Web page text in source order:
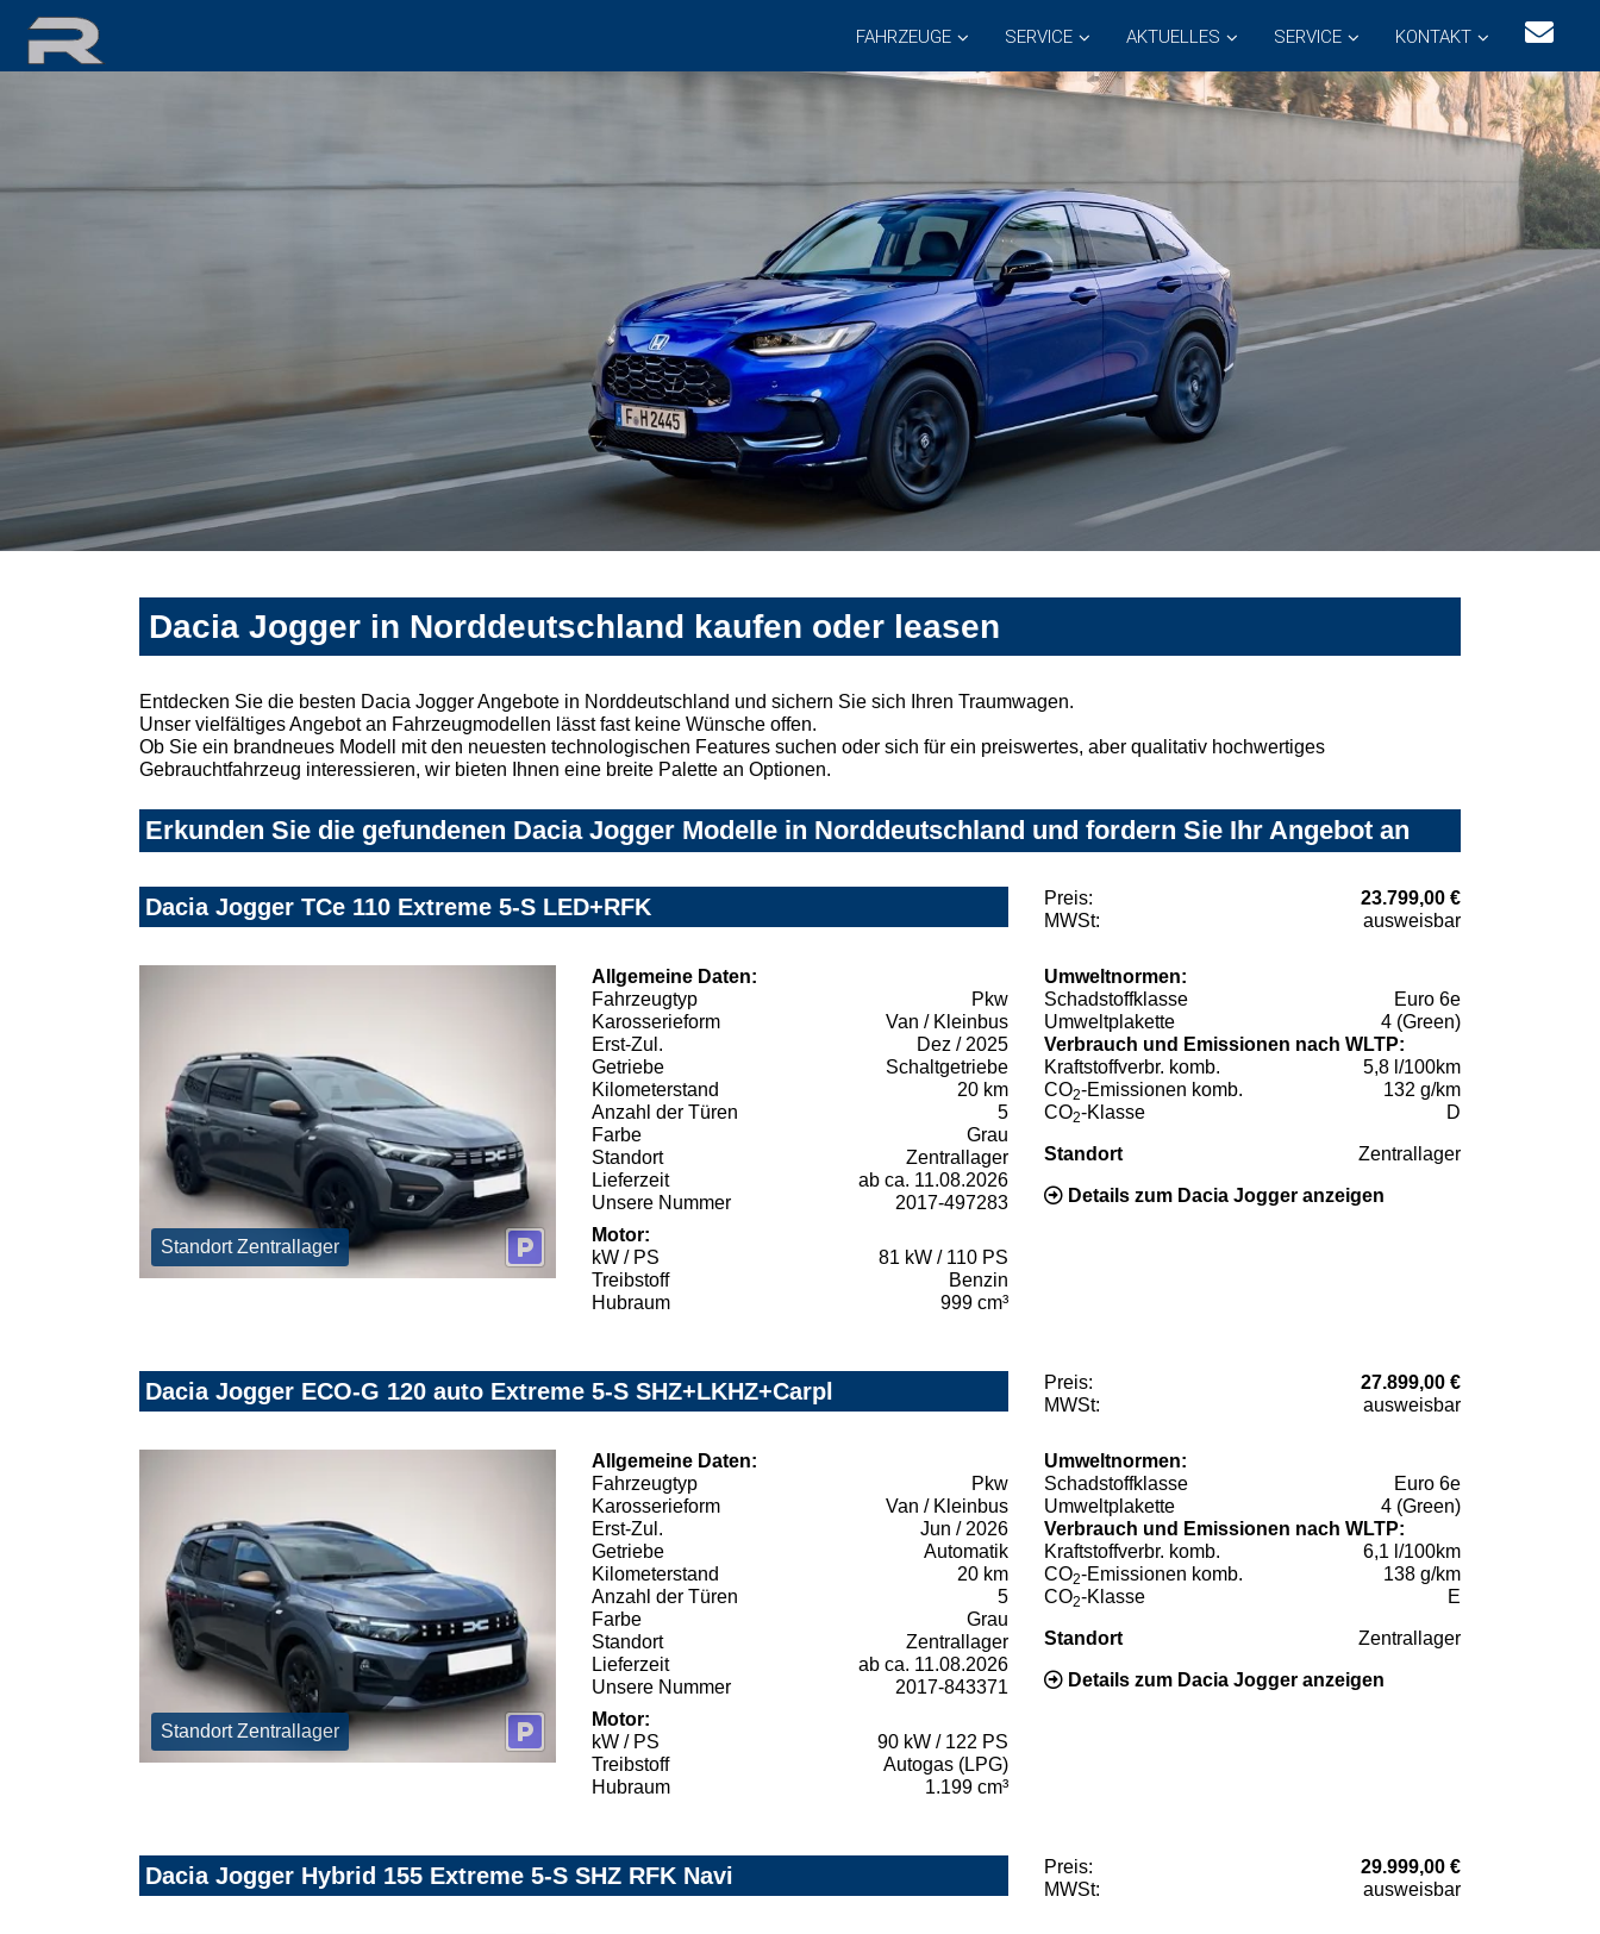
FAHRZEUGE SERVICE AKTUELLES SERVICE KONTAKT
Dacia Jogger in Norddeutschland kaufen oder leasen
Entdecken Sie die besten Dacia Jogger Angebote in Norddeutschland und sichern Sie sich Ihren Traumwagen.
Unser vielfältiges Angebot an Fahrzeugmodellen lässt fast keine Wünsche offen.
Ob Sie ein brandneues Modell mit den neuesten technologischen Features suchen oder sich für ein preiswertes, aber qualitativ hochwertiges
Gebrauchtfahrzeug interessieren, wir bieten Ihnen eine breite Palette an Optionen.
Erkunden Sie die gefundenen Dacia Jogger Modelle in Norddeutschland und fordern Sie Ihr Angebot an
Dacia Jogger TCe 110 Extreme 5-S LED+RFK Preis:
23.799,00 €
MWSt:
ausweisbar
Standort Zentrallager
Allgemeine Daten:
Fahrzeugtyp
Pkw
Karosserieform
Van / Kleinbus
Erst-Zul.
Dez / 2025
Getriebe
Schaltgetriebe
Kilometerstand
20 km
Anzahl der Türen
5
Farbe
Grau
Standort
Zentrallager
Lieferzeit
ab ca. 11.08.2026
Unsere Nummer
2017-497283
Motor:
kW / PS
81 kW / 110 PS
Treibstoff
Benzin
Hubraum
999 cm³
Umweltnormen:
Schadstoffklasse
Euro 6e
Umweltplakette
4 (Green)
Verbrauch und Emissionen nach WLTP:
Kraftstoffverbr. komb.
5,8 l/100km
CO2-Emissionen komb.
132 g/km
CO2-Klasse D
Standort Zentrallager
Details zum Dacia Jogger anzeigen
Dacia Jogger ECO-G 120 auto Extreme 5-S SHZ+LKHZ+Carpl Preis:
27.899,00 €
MWSt:
ausweisbar
Standort Zentrallager
Allgemeine Daten:
Fahrzeugtyp
Pkw
Karosserieform
Van / Kleinbus
Erst-Zul.
Jun / 2026
Getriebe
Automatik
Kilometerstand
20 km
Anzahl der Türen
5
Farbe
Grau
Standort
Zentrallager
Lieferzeit
ab ca. 11.08.2026
Unsere Nummer
2017-843371
Motor:
kW / PS
90 kW / 122 PS
Treibstoff
Autogas (LPG)
Hubraum
1.199 cm³
Umweltnormen:
Schadstoffklasse
Euro 6e
Umweltplakette
4 (Green)
Verbrauch und Emissionen nach WLTP:
Kraftstoffverbr. komb.
6,1 l/100km
CO2-Emissionen komb.
138 g/km
CO2-Klasse E
Standort Zentrallager
Details zum Dacia Jogger anzeigen
Dacia Jogger Hybrid 155 Extreme 5-S SHZ RFK Navi Preis:
29.999,00 €
MWSt:
ausweisbar